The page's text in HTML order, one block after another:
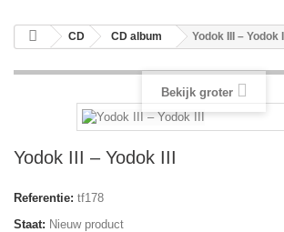
CD CD album Yodok III ‎– Yodok III
Bekijk groter
Yodok III ‎– Yodok III
Referentie: tf178
Staat: Nieuw product